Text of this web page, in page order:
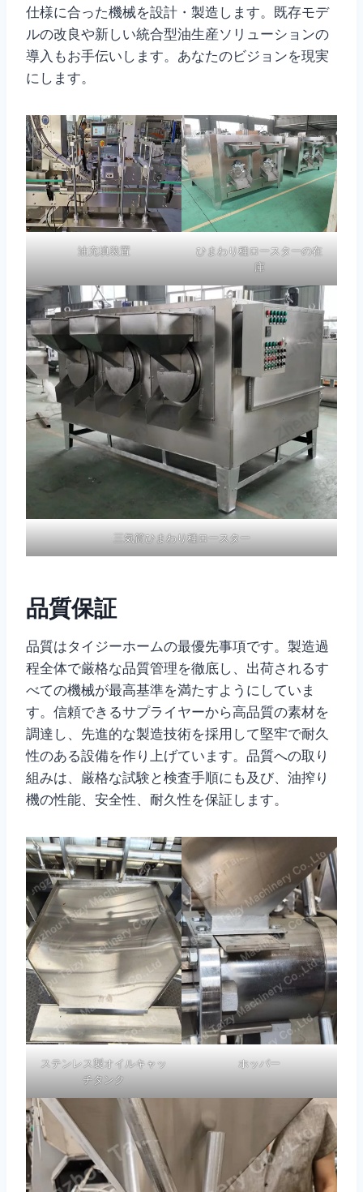
仕様に合った機械を設計・製造します。既存モデ
ルの改良や新しい統合型油生産ソリューションの
導入もお手伝いします。あなたのビジョンを現実
にします。
油充填装置
ひまわり種ロースターの在
庫
三気筒ひまわり種ロースター
品質保証
品質はタイジーホームの最優先事項です。製造過
程全体で厳格な品質管理を徹底し、出荷されるす
べての機械が最高基準を満たすようにしていま
す。信頼できるサプライヤーから高品質の素材を
調達し、先進的な製造技術を採用して堅牢で耐久
性のある設備を作り上げています。品質への取り
組みは、厳格な試験と検査手順にも及び、油搾り
機の性能、安全性、耐久性を保証します。
ステンレス製オイルキャッ
チタンク
ホッパー